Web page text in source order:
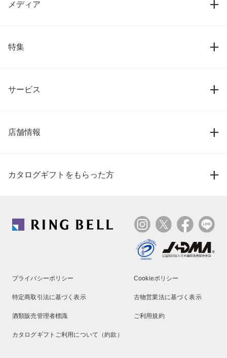
メディア
特集
サービス
店舗情報
カタログギフトをもらった方
プライバシーポリシー Cookieポリシー
特定商取引法に基づく表示 古物営業法に基づく表示
酒類販売管理者標識 ご利用規約
カタログギフトご利用について（約款）